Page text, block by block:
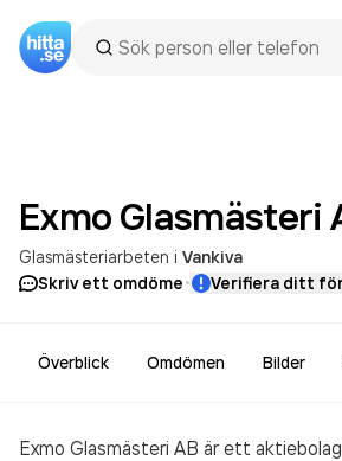
Exmo Glasmästeri
Glasmästeriarbeten i Vankiva
Skriv ett omdöme· Verifiera ditt
Överblick Omdömen Bilder
Exmo Glasmästeri AB är ett